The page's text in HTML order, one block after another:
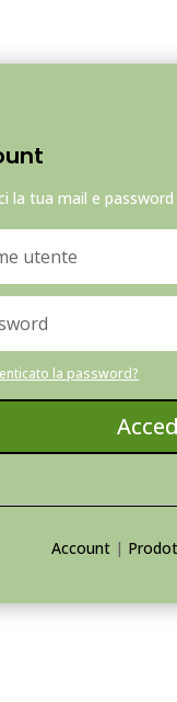
la tua mail e
la password?
Account|